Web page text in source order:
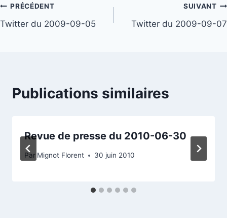
Navigation
de
PRÉCÉDENT
Twitter du 2009-09-05
SUIVANT
Twitter du 2009-09-07
Publications similaires
Revue de presse du 2010-06-30
Par Mignot Florent 30 juin 2010